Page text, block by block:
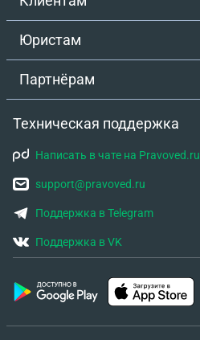
Юристам
Партнёрам
Техническая поддержка
Написать в чате на Pravoved.ru
support@pravoved.ru
Поддержка в Telegram
Поддержка в VK